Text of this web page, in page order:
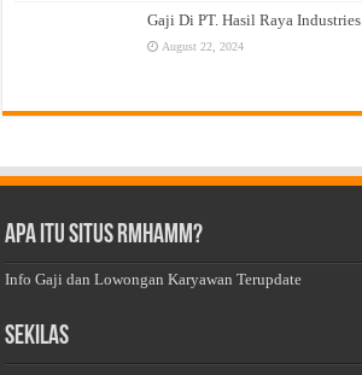
Gaji Di PT. Hasil Raya Industries
August 22, 2024
Apa Itu Situs Rmhamm?
Info Gaji dan Lowongan Karyawan Terupdate
Sekilas